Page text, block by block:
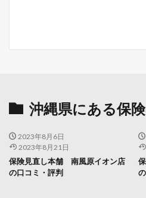
沖縄県にある保
2023年8月6日
2023年8月21日
保険見直し本舗 南風原イオン店
の口コミ・評判